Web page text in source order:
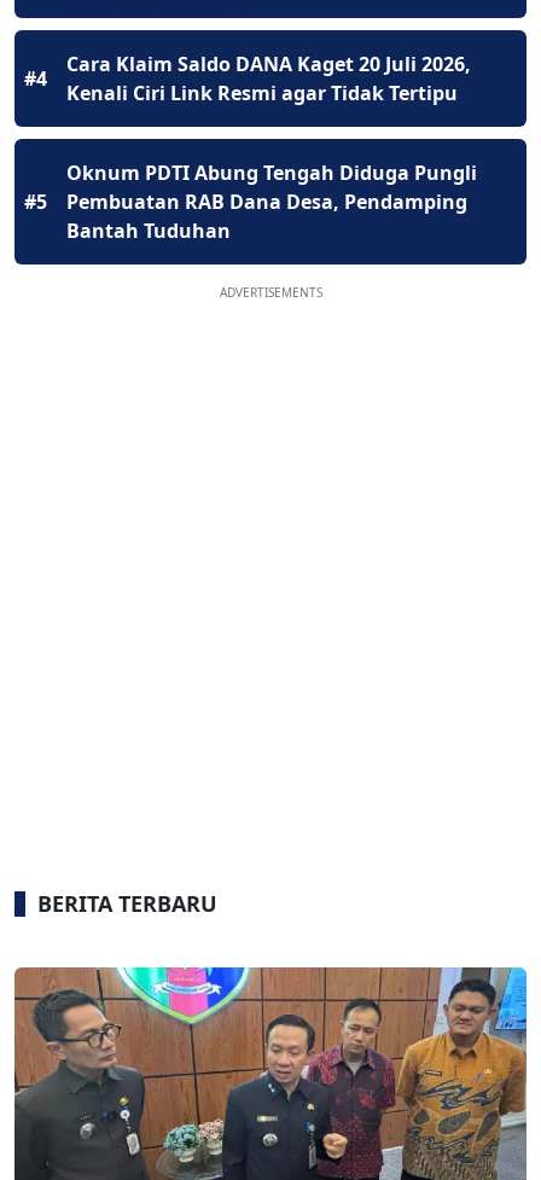
#4
Cara Klaim Saldo DANA Kaget 20 Juli 2026,
Kenali Ciri Link Resmi agar Tidak Tertipu
#5
Oknum PDTI Abung Tengah Diduga Pungli
Pembuatan RAB Dana Desa, Pendamping
Bantah Tuduhan
ADVERTISEMENTS
BERITA TERBARU